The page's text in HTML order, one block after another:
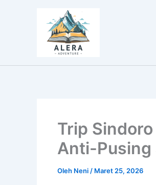
Trip
Anti-Pusing
Oleh Neni / Maret 25, 2026